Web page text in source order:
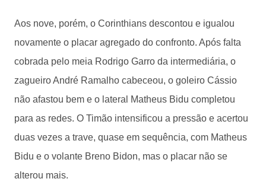
Aos nove, porém, o Corinthians descontou e igualou
novamente o placar agregado do confronto. Após falta
cobrada pelo meia Rodrigo Garro da intermediária, o
zagueiro André Ramalho cabeceou, o goleiro Cássio
não afastou bem e o lateral Matheus Bidu completou
para as redes. O Timão intensificou a pressão e acertou
duas vezes a trave, quase em sequência, com Matheus
Bidu e o volante Breno Bidon, mas o placar não se
alterou mais.